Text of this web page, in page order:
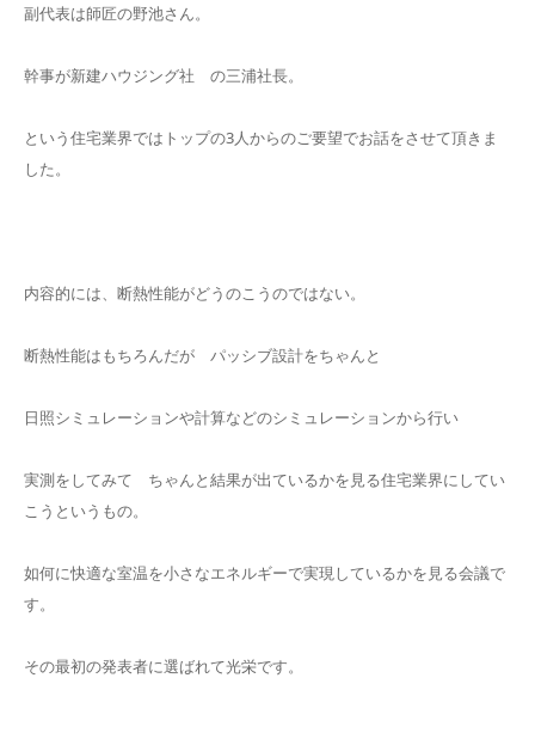
副代表は師匠の野池さん。
幹事が新建ハウジング社 の三浦社長。
という住宅業界ではトップの3人からのご要望でお話をさせて頂きま
した。
内容的には、断熱性能がどうのこうのではない。
断熱性能はもちろんだが パッシブ設計をちゃんと
日照シミュレーションや計算などのシミュレーションから行い
実測をしてみて ちゃんと結果が出ているかを見る住宅業界にしてい
こうというもの。
如何に快適な室温を小さなエネルギーで実現しているかを見る会議で
す。
その最初の発表者に選ばれて光栄です。